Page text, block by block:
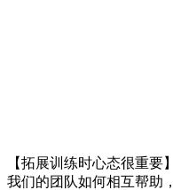
【拓展训练时心态很重
我们的团队如何相互帮助